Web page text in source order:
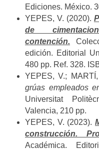
Ediciones. México.
YEPES, V. (2020).
de
contención.
edición. Editorial
480 pp. Ref. 328.
YEPES, V.;
grúas empleados
Universitat
Valencia, 210 pp.
YEPES, V. (2023).
construcción.
Académica.